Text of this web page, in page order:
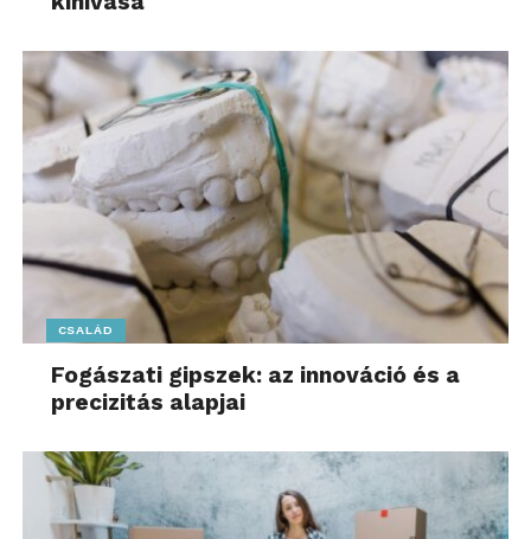
CSALÁD
Fogászati gipszek: az innováció és a
precizitás alapjai